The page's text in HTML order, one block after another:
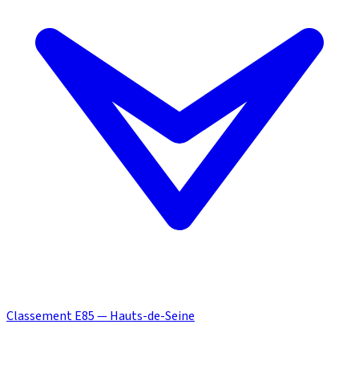
Classement E85 — Hauts-de-Seine